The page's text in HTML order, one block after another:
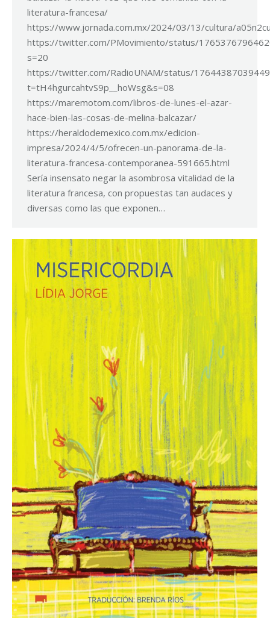
literatura-francesa/
https://www.jornada.com.mx/2024/03/13/cultura/
https://twitter.com/PMovimiento/status/
s=20
https://twitter.com/RadioUNAM/status/
t=tH4hgurcahtvS9p__hoWsg&s=08
https://maremotom.com/libros-de-lunes-el-azar-
hace-bien-las-cosas-de-melina-balcazar/
https://heraldodemexico.com.mx/edicion-
impresa/2024/4/5/ofrecen-un-panorama-de-la-
literatura-francesa-contemporanea-591665.html
Sería insensato negar la asombrosa vitalidad de la
literatura francesa, con propuestas tan audaces y
diversas como las que exponen…